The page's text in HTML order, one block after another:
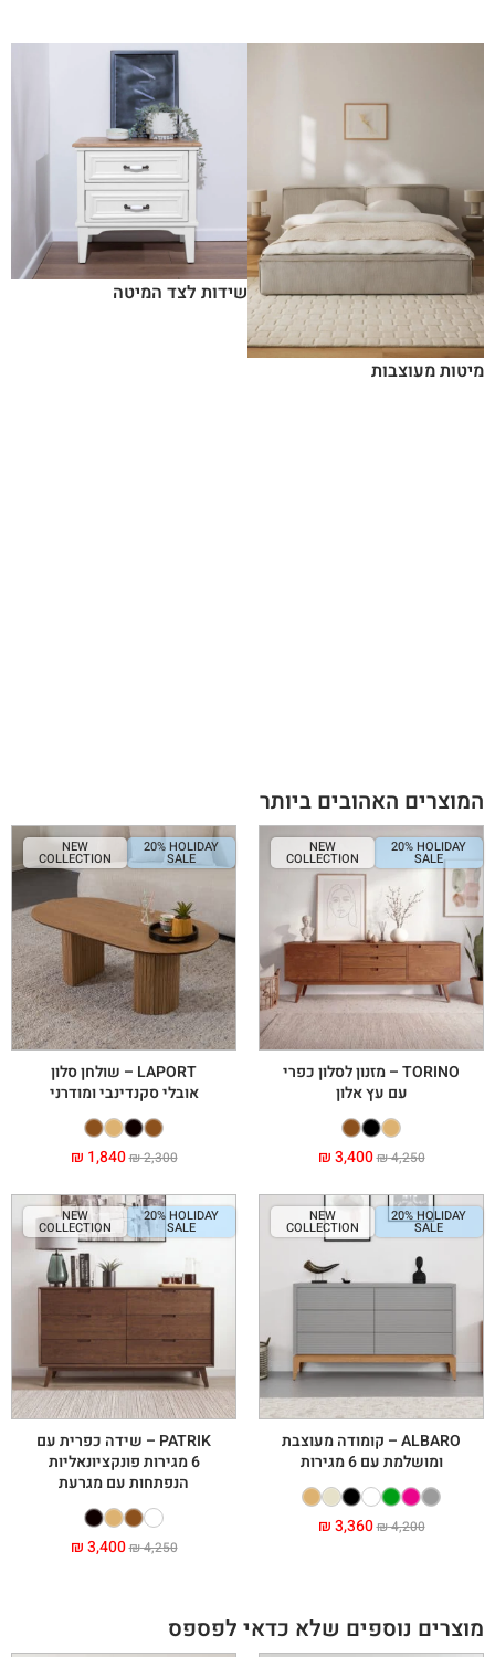
מיטות מעוצבות
שידות לצד המיטה
המוצרים האהובים ביותר
20% HOLIDAY
SALE
NEW
COLLECTION
TORINO – מזנון לסלון כפרי
עם עץ אלון
₪4,250
₪3,400
20% HOLIDAY
SALE
NEW
COLLECTION
LAPORT – שולחן סלון
אובלי סקנדינבי ומודרני
₪2,300
₪ 1,840
20% HOLIDAY
SALE
NEW
COLLECTION
ALBARO – קומודה מעוצבת
ומושלמת עם 6 מגירות
₪4,200
₪3,360
20% HOLIDAY
SALE
NEW
COLLECTION
PATRIK – שידה כפרית עם
6 מגירות פונקציונאליות
הנפתחות עם מגרעת
₪4,250
₪3,400
מוצרים נוספים שלא כדאי לפספס